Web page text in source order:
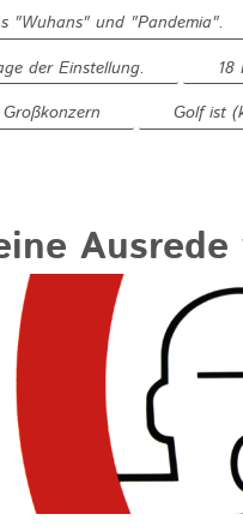
"Wuhans" und "Pandemia".
der Einstellung.
18
Golf ist